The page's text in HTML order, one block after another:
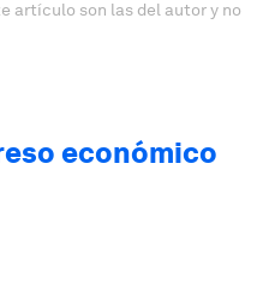
artículo son las del autor y no
económico